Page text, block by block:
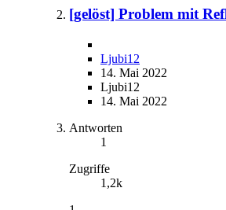
[gelöst] Problem mit
Ljubi12
14. Mai 2022
Ljubi12
14. Mai 2022
Antworten
1
Zugriffe
1,2k